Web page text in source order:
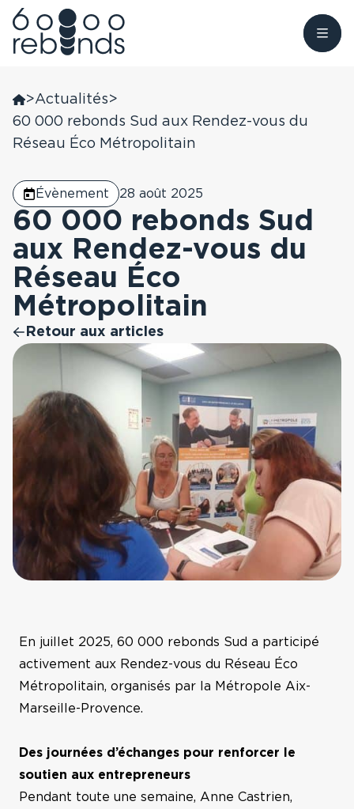
au
contenu
Nous connaître
60 000 rebonds
L’Observatoire du
Rebond
Nos soutiens
Nos actualités
Prix Guillaume Mulliez
La Nuit de la
Résilience
FAQ
Contact
Nous trouver
Auvergne Rhône-
Alpes
Grand Est
Grand Ouest
Hauts-de-France
La Réunion
Nouvelle Aquitaine
Occitanie
Sud
Bourgogne Franche-
Toutes nos régions
Donner
Devenir Bénévole
Faire un don
Être accompagné
>Actualités>
60 000 rebonds Sud aux Rendez-vous du
Réseau Éco Métropolitain
Évènement 28 août 2025
60 000 rebonds Sud
aux Rendez-vous du
Réseau Éco
Métropolitain
Retour aux articles
En juillet 2025, 60 000 rebonds Sud a participé
activement aux Rendez-vous du Réseau Éco
Métropolitain, organisés par la Métropole Aix-
Marseille-Provence.
Des journées d’échanges pour renforcer le
soutien aux entrepreneurs
Pendant toute une semaine, Anne Castrien,